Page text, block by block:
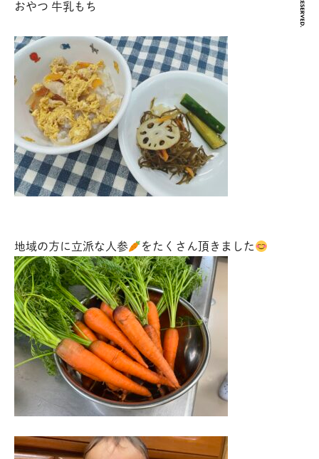
おやつ 牛乳もち
地域の方に立派な人参 をたくさん頂きました